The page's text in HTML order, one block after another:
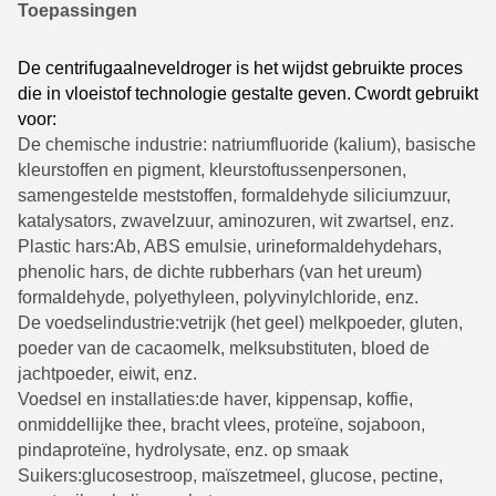
Toepassingen
De centrifugaalneveldroger is het wijdst gebruikte proces
die in vloeistof technologie gestalte geven. Cwordt gebruikt
voor:
De chemische industrie: natriumfluoride (kalium), basische
kleurstoffen en pigment, kleurstoftussenpersonen,
samengestelde meststoffen, formaldehyde siliciumzuur,
katalysators, zwavelzuur, aminozuren, wit zwartsel, enz.
Plastic hars:Ab, ABS emulsie, urineformaldehydehars,
phenolic hars, de dichte rubberhars (van het ureum)
formaldehyde, polyethyleen, polyvinylchloride, enz.
De voedselindustrie:vetrijk (het geel) melkpoeder, gluten,
poeder van de cacaomelk, melksubstituten, bloed de
jachtpoeder, eiwit, enz.
Voedsel en installaties:de haver, kippensap, koffie,
onmiddellijke thee, bracht vlees, proteïne, sojaboon,
pindaproteïne, hydrolysate, enz. op smaak
Suikers:glucosestroop, maïszetmeel, glucose, pectine,